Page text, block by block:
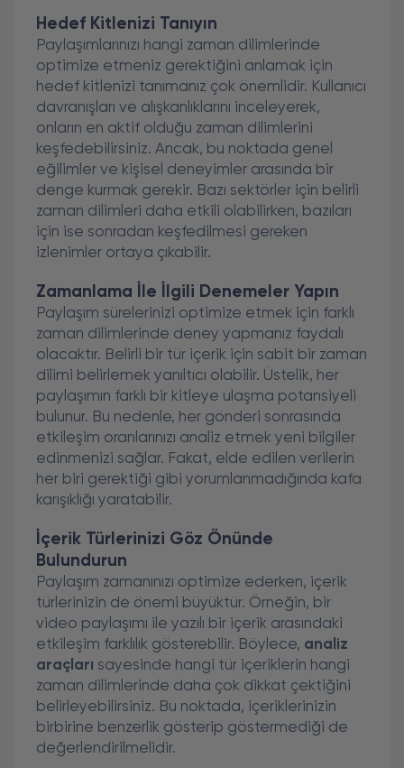
Hedef Kitlenizi Tanıyın
Paylaşımlarınızı hangi zaman dilimlerinde
optimize etmeniz gerektiğini anlamak için
hedef kitlenizi tanımanız çok önemlidir. Kullanıcı
davranışları ve alışkanlıklarını inceleyerek,
onların en aktif olduğu zaman dilimlerini
keşfedebilirsiniz. Ancak, bu noktada genel
eğilimler ve kişisel deneyimler arasında bir
denge kurmak gerekir. Bazı sektörler için belirli
zaman dilimleri daha etkili olabilirken, bazıları
için ise sonradan keşfedilmesi gereken
izlenimler ortaya çıkabilir.
Zamanlama İle İlgili Denemeler Yapın
Paylaşım sürelerinizi optimize etmek için farklı
zaman dilimlerinde deney yapmanız faydalı
olacaktır. Belirli bir tür içerik için sabit bir zaman
dilimi belirlemek yanıltıcı olabilir. Üstelik, her
paylaşımın farklı bir kitleye ulaşma potansiyeli
bulunur. Bu nedenle, her gönderi sonrasında
etkileşim oranlarınızı analiz etmek yeni bilgiler
edinmenizi sağlar. Fakat, elde edilen verilerin
her biri gerektiği gibi yorumlanmadığında kafa
karışıklığı yaratabilir.
İçerik Türlerinizi Göz Önünde
Bulundurun
Paylaşım zamanınızı optimize ederken, içerik
türlerinizin de önemi büyüktür. Örneğin, bir
video paylaşımı ile yazılı bir içerik arasındaki
etkileşim farklılık gösterebilir. Böylece, analiz
araçları sayesinde hangi tür içeriklerin hangi
zaman dilimlerinde daha çok dikkat çektiğini
belirleyebilirsiniz. Bu noktada, içeriklerinizin
birbirine benzerlik gösterip göstermediği de
değerlendirilmelidir.